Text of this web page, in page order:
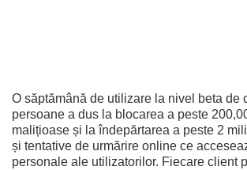
O săptămână de utilizare la nivel beta de
persoane a dus la blocarea a peste
malițioase și la îndepărtarea a peste 2
și tentative de urmărire online ce
personale ale utilizatorilor. Fiecare client